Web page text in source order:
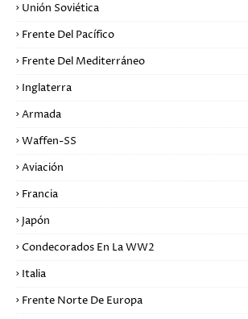
Unión Soviética
Frente Del Pacífico
Frente Del Mediterráneo
Inglaterra
Armada
Waffen-SS
Aviación
Francia
Japón
Condecorados En La WW2
Italia
Frente Norte De Europa